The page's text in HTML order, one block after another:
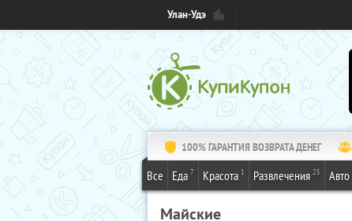
Улан-Удэ
100% ГАРАНТИЯ ВОЗВРАТА ДЕНЕГ
Все Еда 7 Красота 1 Развлечения 25 Авто
Майские